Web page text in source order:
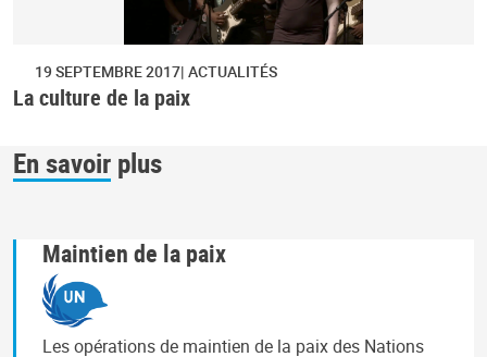
19 SEPTEMBRE 2017 ACTUALITÉS
La culture de la paix
En savoir plus
Maintien de la paix
Les opérations de maintien de la paix des Nations